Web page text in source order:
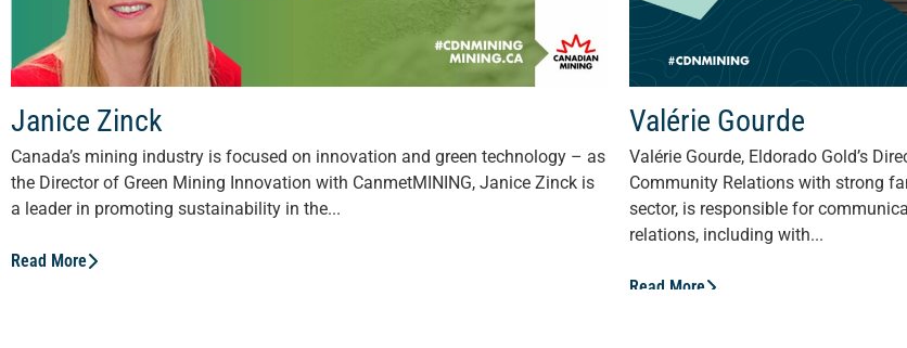
Janice Zinck
Canada’s mining industry is focused on innovation and green technology – as
the Director of Green Mining Innovation with CanmetMINING, Janice Zinck is
a leader in promoting sustainability in the...
Read More
Valérie Gourde
Valérie Gourde, Eldorado Gold’s
Community Relations with strong
sector, is responsible for
relations, including with...
Read More